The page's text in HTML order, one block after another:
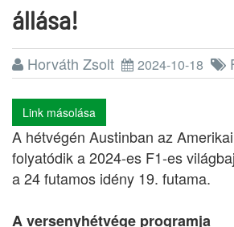
állása!
Horváth Zsolt 2024-10-18
Link másolása
A hétvégén Austinban az
folyatódik a 2024-es F1-es
a 24 futamos idény 19. futama.
A versenyhétvége programja